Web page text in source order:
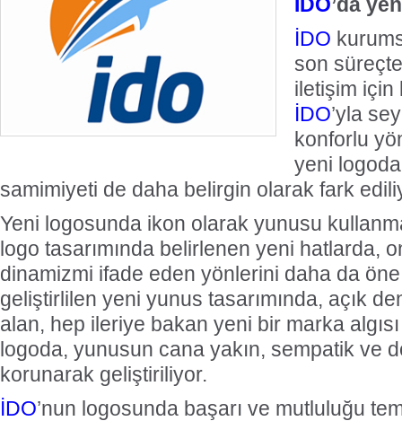
İDO
son
iletişim
İDO’yla
konforlu
yeni
samimiyeti de daha belirgin olarak fark
Yeni logosunda ikon olarak yunusu
logo tasarımında belirlenen yeni hatlarda,
dinamizmi ifade eden yönlerini daha da öne
geliştirlilen yeni yunus tasarımında, açık
alan, hep ileriye bakan yeni bir marka algısı
logoda, yunusun cana yakın, sempatik ve
korunarak geliştiriliyor.
İDO’nun logosunda başarı ve mutluluğu